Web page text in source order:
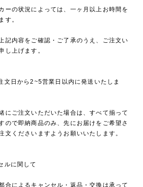
ーの状況によっては、一ヶ月以上お時間を
す。
記内容をご確認・ご了承のうえ、ご注文い
し上げます。
文日から2~5営業日以内に発送いたしま
にご注文いただいた場合は、すべて揃って
ので即納商品のみ、先にお届けをご希望さ
文くださいますようお願いいたします。
ルに関して
合によるキャンセル・返品・交換は承って